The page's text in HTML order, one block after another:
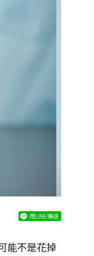
用LINE傳送
能不是花掉